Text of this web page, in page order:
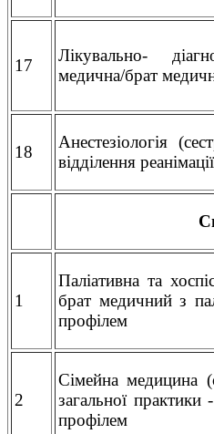
17
Лікувально-
медична/брат
18
Анестезіологія
відділення
1
Паліативна та
брат медичний з
профілем
2
Сімейна медицина
загальної
профілем